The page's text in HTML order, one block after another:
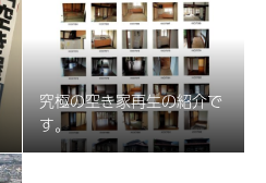
究極の空き家再生の紹介で
す。